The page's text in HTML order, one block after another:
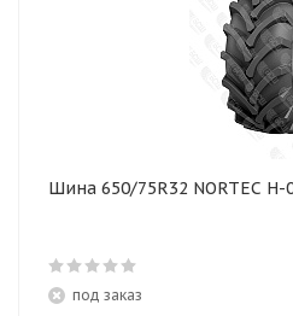
Шина 650/75R32 NORTEC Н-
под заказ